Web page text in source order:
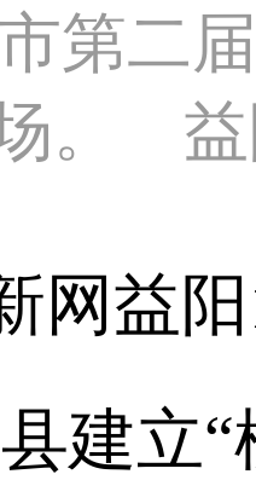
第二
。 益
益阳
建立